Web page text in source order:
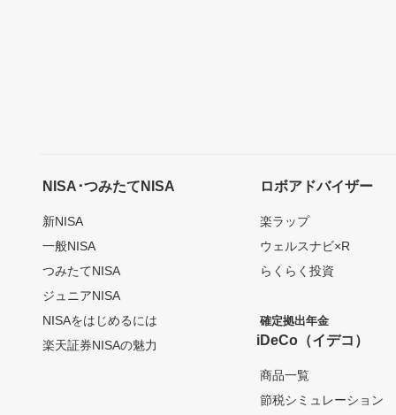
NISA･つみたてNISA
新NISA
一般NISA
つみたてNISA
ジュニアNISA
NISAをはじめるには
楽天証券NISAの魅力
ロボアドバイザー
楽ラップ
ウェルスナビ×R
らくらく投資
確定拠出年金
iDeCo（イデコ）
商品一覧
節税シミュレーション